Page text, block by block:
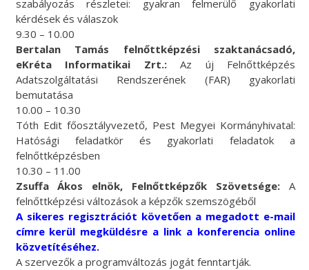
szabályozás részletei: gyakran felmerülő gyakorlati
kérdések és válaszok
9.30 – 10.00
Bertalan Tamás felnőttképzési szaktanácsadó,
eKréta Informatikai Zrt.:Az új Felnőttképzés
Adatszolgáltatási Rendszerének (FAR) gyakorlati
bemutatása
10.00 – 10.30
Tóth Edit főosztályvezető, Pest Megyei Kormányhivatal:
Hatósági feladatkör és gyakorlati feladatok a
felnőttképzésben
10.30 – 11.00
Zsuffa Ákos elnök, Felnőttképzők Szövetsége: A
felnőttképzési változások a képzők szemszögéből
A sikeres regisztrációt követően a megadott e-mail
címre kerül megküldésre a link a konferencia online
közvetítéséhez.
A szervezők a programváltozás jogát fenntartják.